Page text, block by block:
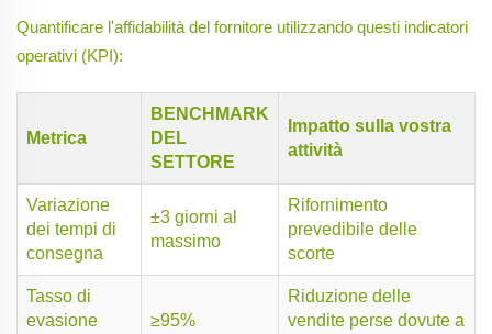
Quantificare l'affidabilità del fornitore utilizzando questi indicatori
operativi (KPI):
Metrica
BENCHMARK
DEL
SETTORE
Impatto sulla vostra
attività
Variazione
dei tempi di
consegna
±3 giorni al
massimo
Rifornimento
prevedibile delle
scorte
Tasso di
evasione
≥95%
Riduzione delle
vendite perse dovute a